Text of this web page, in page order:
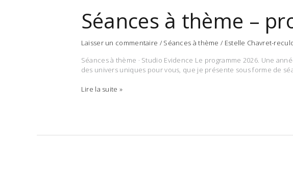
Séances à thème –
Laisser un commentaire / Séances à thème / Estelle Chavret-
Séances à thème · Studio Evidence Le programme 2026. Une
des univers uniques pour vous, que je présente sous forme de
Séances
2026
Lire la suite »